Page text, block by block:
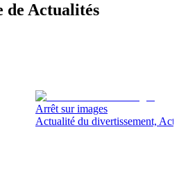
de Actualités
Arrêt sur images
Actualité du divertissement,